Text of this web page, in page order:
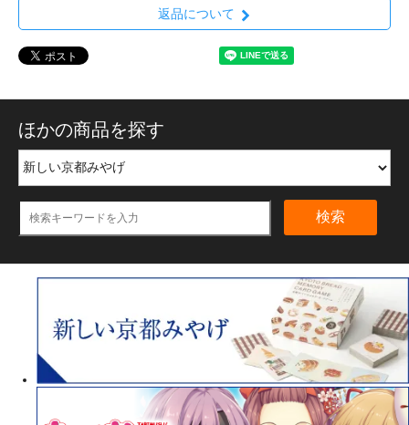
返品について
ほかの商品を探す
検索